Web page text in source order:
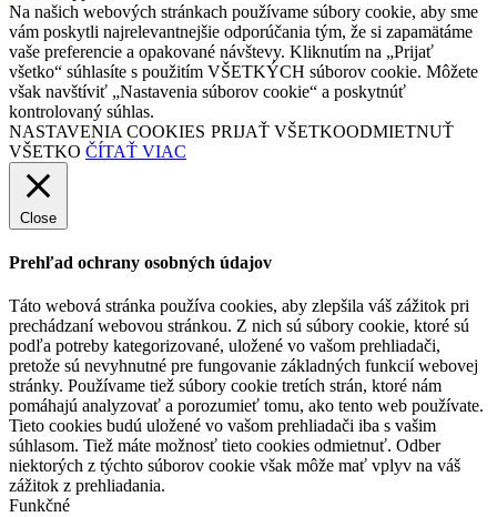
Na našich webových stránkach používame súbory cookie, aby sme
vám poskytli najrelevantnejšie odporúčania tým, že si zapamätáme
vaše preferencie a opakované návštevy. Kliknutím na „Prijať
všetko“ súhlasíte s použitím VŠETKÝCH súborov cookie. Môžete
však navštíviť „Nastavenia súborov cookie“ a poskytnúť
kontrolovaný súhlas.
NASTAVENIA COOKIES PRIJAŤ VŠETKOODMIETNUŤ
VŠETKO ČÍTAŤ VIAC
Close
Prehľad ochrany osobných údajov
Táto webová stránka používa cookies, aby zlepšila váš zážitok pri
prechádzaní webovou stránkou. Z nich sú súbory cookie, ktoré sú
podľa potreby kategorizované, uložené vo vašom prehliadači,
pretože sú nevyhnutné pre fungovanie základných funkcií webovej
stránky. Používame tiež súbory cookie tretích strán, ktoré nám
pomáhajú analyzovať a porozumieť tomu, ako tento web používate.
Tieto cookies budú uložené vo vašom prehliadači iba s vašim
súhlasom. Tiež máte možnosť tieto cookies odmietnuť. Odber
niektorých z týchto súborov cookie však môže mať vplyv na váš
zážitok z prehliadania.
Funkčné